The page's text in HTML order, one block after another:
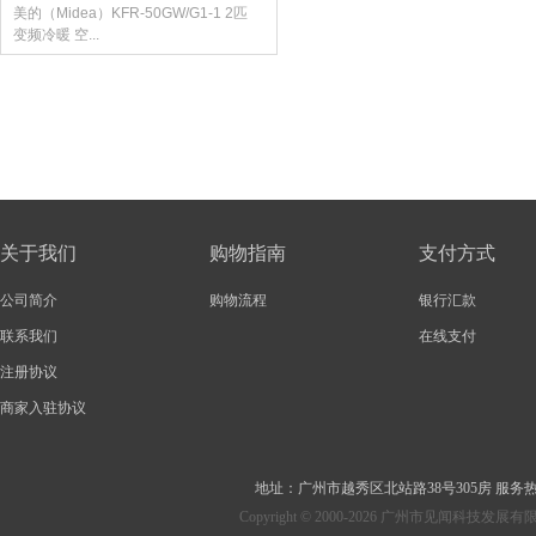
美的（Midea）KFR-50GW/G1-1 2匹
变频冷暖 空...
关于我们
公司简介
联系我们
注册协议
商家入驻协议
购物指南
购物流程
支付方式
银行汇款
在线支付
地址： 广州市越秀区北站路38号305房 服务
Copyright © 2000-2026 广州市见闻科技发展